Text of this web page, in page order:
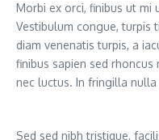
Morbi ex orci, finibus ut mi
Vestibulum congue, turpis
diam venenatis turpis, a
finibus sapien sed rhoncus
nec luctus. In fringilla
Sed sed nibh tristique,